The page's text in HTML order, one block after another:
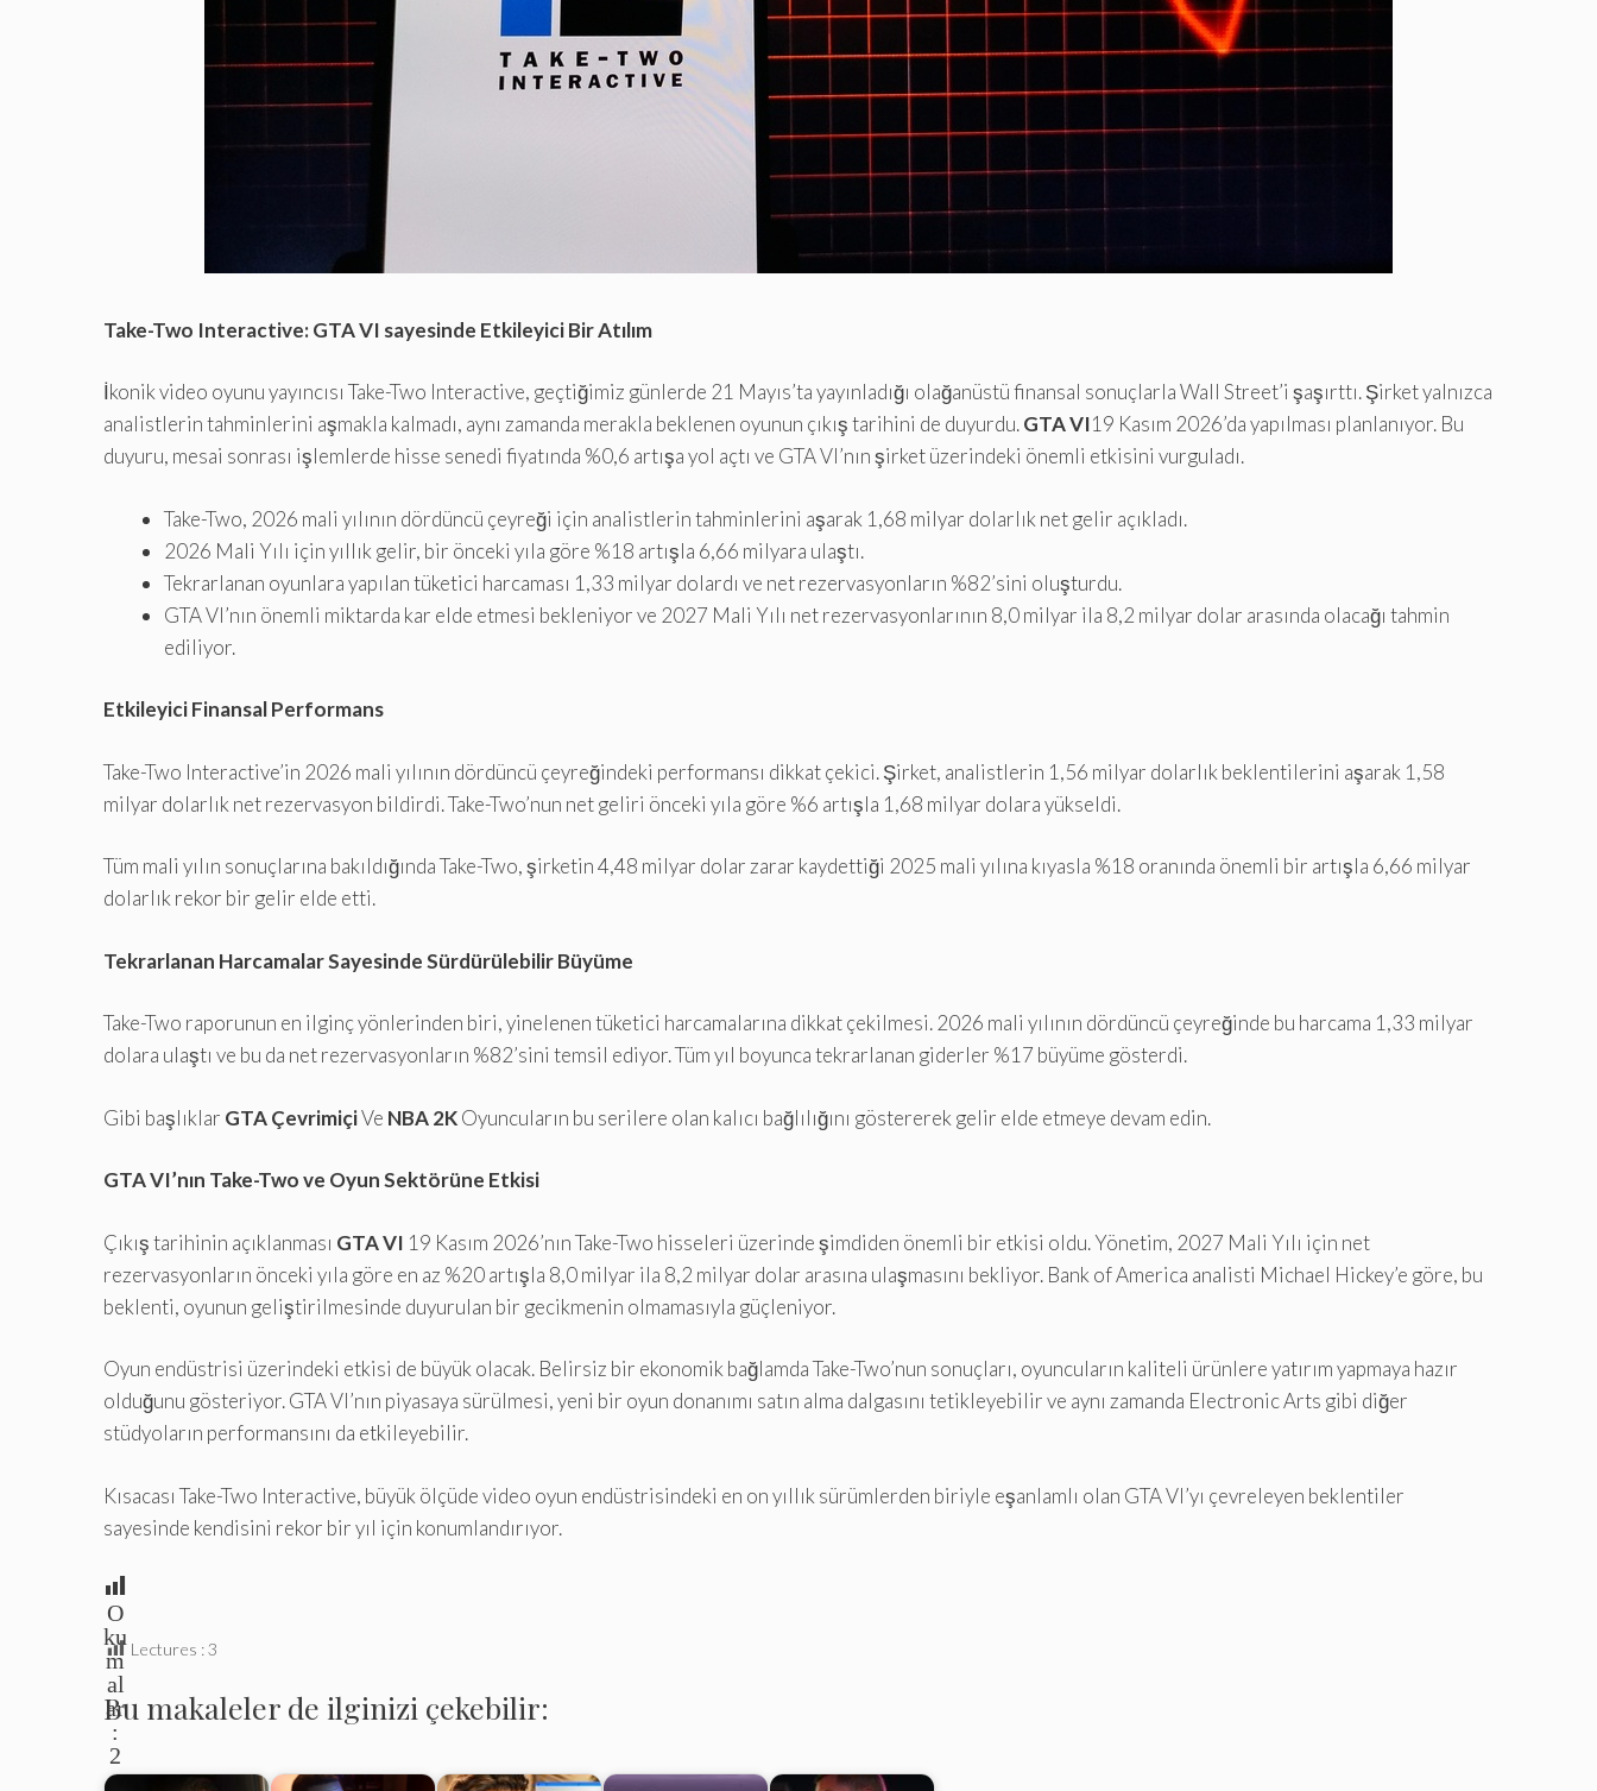
Take-Two Interactive: GTA VI sayesinde Etkileyici Bir Atılım
İkonik video oyunu yayıncısı Take-Two Interactive, geçtiğimiz günlerde 21 Mayıs’ta yayınladığı olağanüstü finansal sonuçlarla Wall Street’i şaşırttı. Şirket yalnızca
analistlerin tahminlerini aşmakla kalmadı, aynı zamanda merakla beklenen oyunun çıkış tarihini de duyurdu.GTA VI19 Kasım 2026’da yapılması planlanıyor. Bu
duyuru, mesai sonrası işlemlerde hisse senedi fiyatında %0,6 artışa yol açtı ve GTA VI’nın şirket üzerindeki önemli etkisini vurguladı.
Take-Two, 2026 mali yılının dördüncü çeyreği için analistlerin tahminlerini aşarak 1,68 milyar dolarlık net gelir açıkladı.
2026 Mali Yılı için yıllık gelir, bir önceki yıla göre %18 artışla 6,66 milyara ulaştı.
Tekrarlanan oyunlara yapılan tüketici harcaması 1,33 milyar dolardı ve net rezervasyonların %82’sini oluşturdu.
GTA VI’nın önemli miktarda kar elde etmesi bekleniyor ve 2027 Mali Yılı net rezervasyonlarının 8,0 milyar ila 8,2 milyar dolar arasında olacağı tahmin
ediliyor.
Etkileyici Finansal Performans
Take-Two Interactive’in 2026 mali yılının dördüncü çeyreğindeki performansı dikkat çekici. Şirket, analistlerin 1,56 milyar dolarlık beklentilerini aşarak 1,58
milyar dolarlık net rezervasyon bildirdi. Take-Two’nun net geliri önceki yıla göre %6 artışla 1,68 milyar dolara yükseldi.
Tüm mali yılın sonuçlarına bakıldığında Take-Two, şirketin 4,48 milyar dolar zarar kaydettiği 2025 mali yılına kıyasla %18 oranında önemli bir artışla 6,66 milyar
dolarlık rekor bir gelir elde etti.
Tekrarlanan Harcamalar Sayesinde Sürdürülebilir Büyüme
Take-Two raporunun en ilginç yönlerinden biri, yinelenen tüketici harcamalarına dikkat çekilmesi. 2026 mali yılının dördüncü çeyreğinde bu harcama 1,33 milyar
dolara ulaştı ve bu da net rezervasyonların %82’sini temsil ediyor. Tüm yıl boyunca tekrarlanan giderler %17 büyüme gösterdi.
Gibi başlıklar GTA ÇevrimiçiVe NBA 2KOyuncuların bu serilere olan kalıcı bağlılığını göstererek gelir elde etmeye devam edin.
GTA VI’nın Take-Two ve Oyun Sektörüne Etkisi
Çıkış tarihinin açıklanması GTA VI 19 Kasım 2026’nın Take-Two hisseleri üzerinde şimdiden önemli bir etkisi oldu. Yönetim, 2027 Mali Yılı için net
rezervasyonların önceki yıla göre en az %20 artışla 8,0 milyar ila 8,2 milyar dolar arasına ulaşmasını bekliyor. Bank of America analisti Michael Hickey’e göre, bu
beklenti, oyunun geliştirilmesinde duyurulan bir gecikmenin olmamasıyla güçleniyor.
Oyun endüstrisi üzerindeki etkisi de büyük olacak. Belirsiz bir ekonomik bağlamda Take-Two’nun sonuçları, oyuncuların kaliteli ürünlere yatırım yapmaya hazır
olduğunu gösteriyor. GTA VI’nın piyasaya sürülmesi, yeni bir oyun donanımı satın alma dalgasını tetikleyebilir ve aynı zamanda Electronic Arts gibi diğer
stüdyoların performansını da etkileyebilir.
Kısacası Take-Two Interactive, büyük ölçüde video oyun endüstrisindeki en on yıllık sürümlerden biriyle eşanlamlı olan GTA VI’yı çevreleyen beklentiler
sayesinde kendisini rekor bir yıl için konumlandırıyor.
O
ku
m
al
ar
:
2
Lectures :3
Bu makaleler de ilginizi çekebilir: